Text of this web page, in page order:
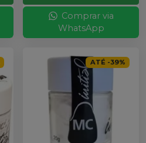
Comprar via
WhatsApp
ATÉ -39%